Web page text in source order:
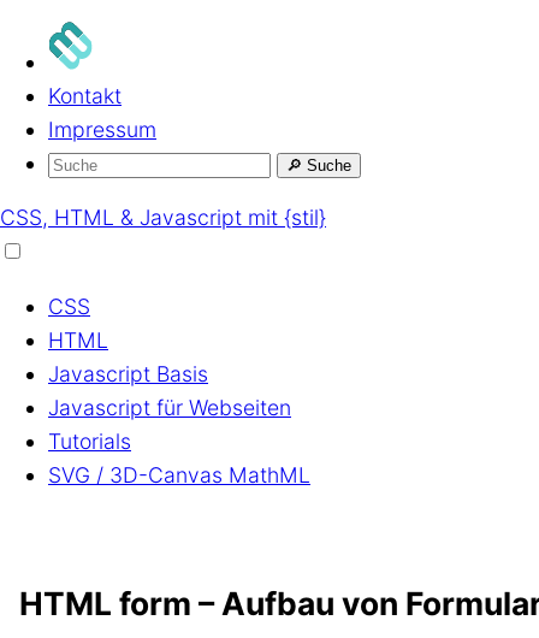
Kontakt
Impressum
🔎 Suche
CSS, HTML & Javascript mit {stil}
CSS
HTML
Javascript Basis
Javascript für Webseiten
Tutorials
SVG / 3D-Canvas MathML
HTML form – Aufbau von